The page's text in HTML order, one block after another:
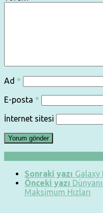
Ad *
E-posta *
İnternet sitesi
Sonraki yazı Galaxy
Önceki yazı
Maksimum Hızları